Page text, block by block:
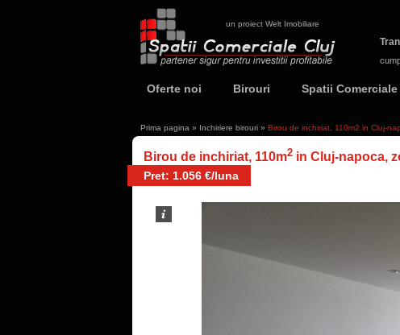
un proiect Welt Imobiliare
Oferte noi Birouri Spatii Comerciale
Prima pagina » Inchiriere birouri » Birou de inchiriat, 110m2 in Cluj-
Birou de inchiriat, 110m2 in Cluj-napoca,
Pret: 1.056 €/luna